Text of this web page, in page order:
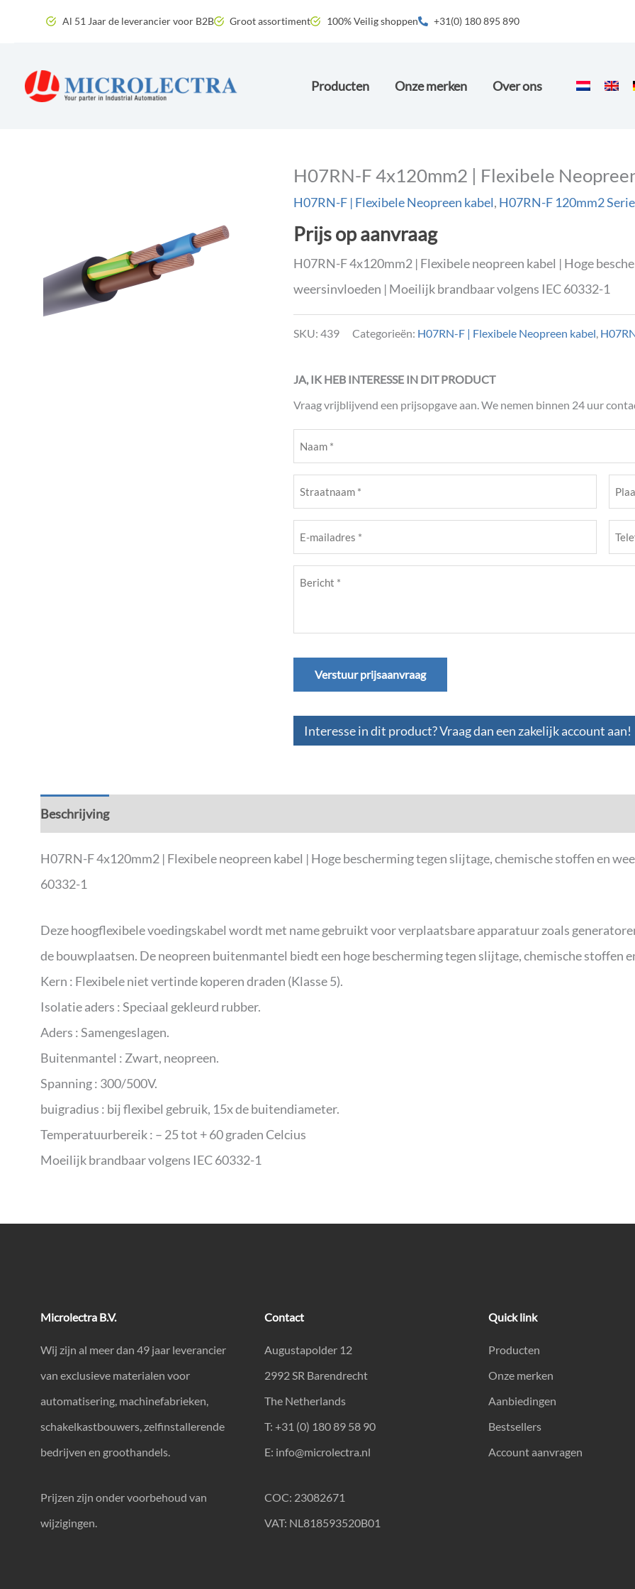
inhoud
Al 51 Jaar de leverancier voor B2B Groot assortiment 100% Veilig shoppen +31(0) 180 895 890
Producten Onze merken Over ons
H07RN-F 4x120mm2 | Flexibele
H07RN-F | Flexibele Neopreen kabel, H07RN-F 120mm2 Serie
Prijs op aanvraag
H07RN-F 4x120mm2 | Flexibele neopreen kabel | Hoge
weersinvloeden | Moeilijk brandbaar volgens IEC 60332-1
SKU: 439 Categorieën: H07RN-F | Flexibele Neopreen kabel,
JA, IK HEB INTERESSE IN DIT PRODUCT
Vraag vrijblijvend een prijsopgave aan. We nemen binnen 24 uur
Naam
Straatnaam
E-
mailadres
(Vereist)
Bericht
Verstuur prijsaanvraag
Interesse in dit product? Vraag dan een zakelijk account aan!
Beschrijving
H07RN-F 4x120mm2 | Flexibele neopreen kabel | Hoge bescherming tegen slijtage, chemische stoffen en
60332-1
Deze hoogflexibele voedingskabel wordt met name gebruikt voor verplaatsbare apparatuur zoals
de bouwplaatsen. De neopreen buitenmantel biedt een hoge bescherming tegen slijtage, chemische stoffen
Kern : Flexibele niet vertinde koperen draden (Klasse 5).
Isolatie aders : Speciaal gekleurd rubber.
Aders : Samengeslagen.
Buitenmantel : Zwart, neopreen.
Spanning : 300/500V.
buigradius : bij flexibel gebruik, 15x de buitendiameter.
Temperatuurbereik : – 25 tot + 60 graden Celcius
Moeilijk brandbaar volgens IEC 60332-1
Microlectra B.V.
Wij zijn al meer dan 49 jaar leverancier
van exclusieve materialen voor
automatisering, machinefabrieken,
schakelkastbouwers, zelfinstallerende
bedrijven en groothandels.
Prijzen zijn onder voorbehoud van
wijzigingen.
Contact
Augustapolder 12
2992 SR Barendrecht
The Netherlands
T: +31 (0) 180 89 58 90
E: info@microlectra.nl
COC: 23082671
VAT: NL818593520B01
Quick link
Producten
Onze merken
Aanbiedingen
Bestsellers
Account aanvragen